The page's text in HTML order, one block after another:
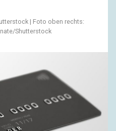
| Foto oben rechts:
Shutterstock